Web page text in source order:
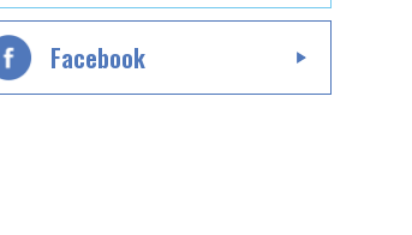
Facebook